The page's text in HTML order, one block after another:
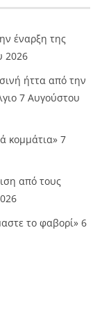
έναρξη της
2026
ήττα από την
7 Αυγούστου
κομμάτια» 7
από τους
το φαβορί» 6